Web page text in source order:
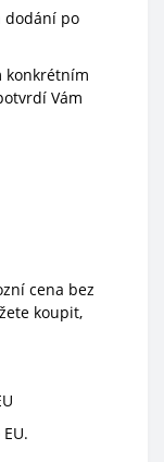
dodání po
konkrétním
Vám
cena bez
koupit,